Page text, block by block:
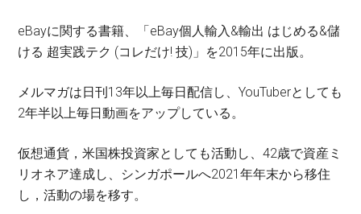
eBayに関する書籍、「eBay個人輸入&輸出 はじめる&儲
ける 超実践テク (コレだけ! 技)」を2015年に出版。
メルマガは日刊13年以上毎日配信し、YouTuberとしても
2年半以上毎日動画をアップしている。
仮想通貨，米国株投資家としても活動し、42歳で資産ミ
リオネア達成し、シンガポールへ2021年年末から移住
し，活動の場を移す。